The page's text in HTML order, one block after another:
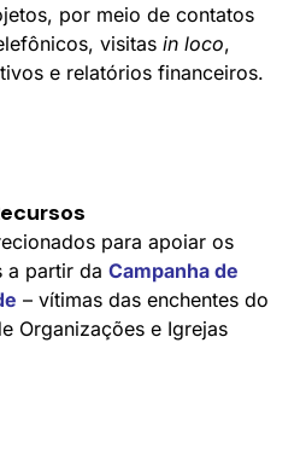
por meio de contatos
visitas in loco,
e relatórios financeiros.
para apoiar os
a partir da Campanha de
– vítimas das enchentes do
Organizações e Igrejas